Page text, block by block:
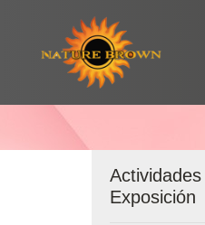
Exposición